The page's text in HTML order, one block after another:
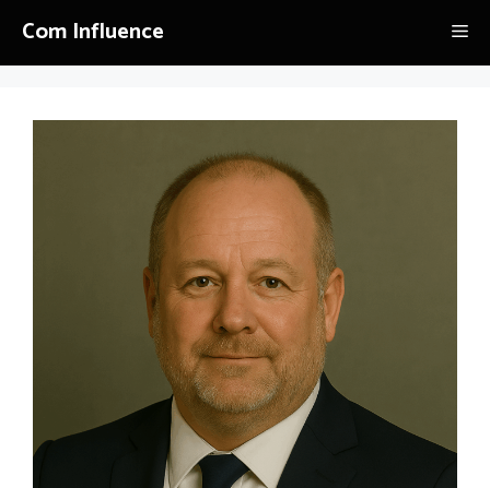
contenu
Com Influence